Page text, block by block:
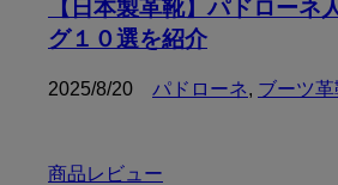
【日本製革靴】パドローネ
グ１０選を紹介
2025/8/20 パドローネ, ブーツ革
商品レビュー